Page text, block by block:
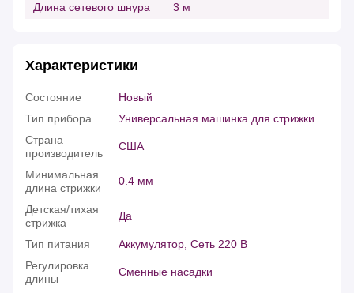
Длина сетевого шнура
3 м
Характеристики
Состояние
Новый
Тип прибора
Универсальная машинка для стрижки
Страна
производитель
США
Минимальная
длина стрижки
0.4 мм
Детская/тихая
стрижка
Да
Тип питания
Аккумулятор, Сеть 220 В
Регулировка
длины
Сменные насадки